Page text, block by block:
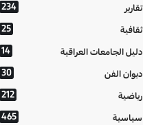
تقارير 234
ثقافية 25
دليل الجامعات العراقية 14
ديوان الفن 30
رياضية 212
سياسية 465